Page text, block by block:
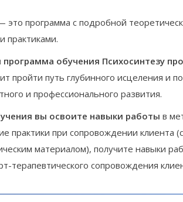
это программа с подробной
практиками.
программа обучения Психосинтезу
пройти путь глубинного исцеления и
и профессионального развития.
вы освоите навыки работы в
практики при сопровождении
материалом), получите навыки
терапевтического сопровождения